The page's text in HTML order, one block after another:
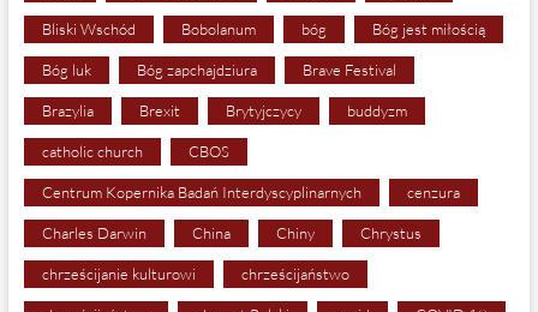
Bliski Wschód Bobolanum bóg Bóg jest miłością
Bóg luk Bóg zapchajdziura Brave Festival
Brazylia Brexit Brytyjczycy buddyzm
catholic church CBOS
Centrum Kopernika Badań Interdyscyplinarnych cenzura
Charles Darwin China Chiny Chrystus
chrześcijanie kulturowi chrześcijaństwo